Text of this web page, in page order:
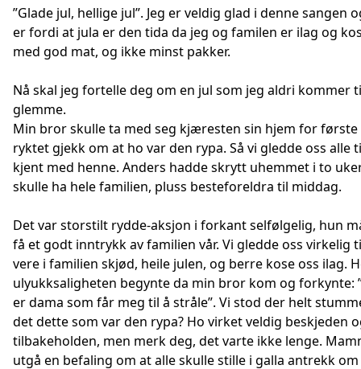
”Glade jul, hellige jul”. Jeg er veldig glad i denne sangen
er fordi at jula er den tida da jeg og familen er ilag og
med god mat, og ikke minst pakker.
Nå skal jeg fortelle deg om en jul som jeg aldri kommer
glemme.
Min bror skulle ta med seg kjæresten sin hjem for første
ryktet gjekk om at ho var den rypa. Så vi gledde oss alle
kjent med henne. Anders hadde skrytt uhemmet i to
skulle ha hele familien, pluss besteforeldra til middag.
Det var storstilt rydde-aksjon i forkant selfølgelig, hun
få et godt inntrykk av familien vår. Vi gledde oss virkelig
vere i familien skjød, heile julen, og berre kose oss ilag.
ulyukksaligheten begynte da min bror kom og forkynte:
er dama som får meg til å stråle”. Vi stod der helt
det dette som var den rypa? Ho virket veldig beskjeden
tilbakeholden, men merk deg, det varte ikke lenge.
utgå en befaling om at alle skulle stille i galla antrekk